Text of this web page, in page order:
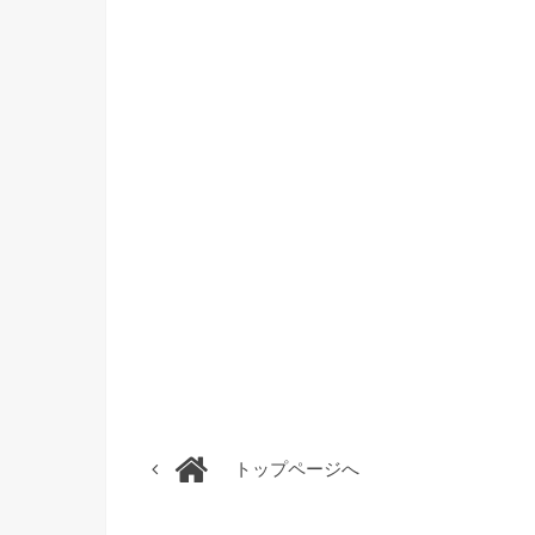
トップページへ